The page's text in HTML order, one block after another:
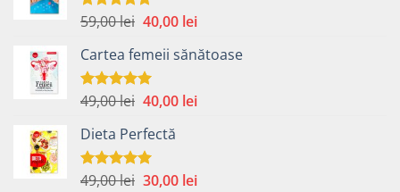
Evaluat la
59,00lei Prețul
a
fost:
59,00 lei.
40,00 leiPrețul
este:
Cartea femeii sănătoase
Evaluat la
49,00lei Prețul
a
fost:
49,00 lei.
40,00 leiPrețul
Dieta Perfectă
Evaluat la
49,00lei Prețul
30,00 leiPrețul